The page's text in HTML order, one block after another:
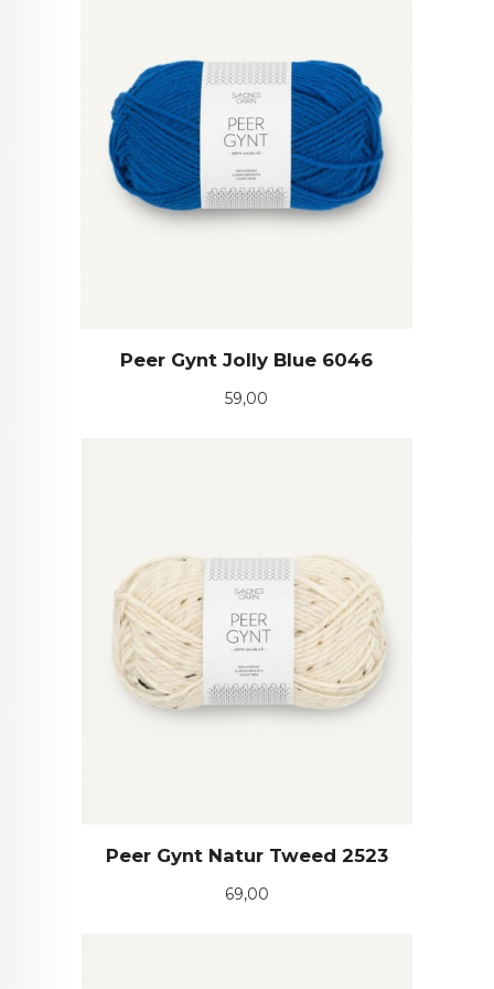
Peer Gynt Jolly Blue 6046
Pris
59,00
Peer Gynt Natur Tweed 2523
Pris
69,00